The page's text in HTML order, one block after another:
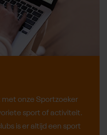
onze Sportzoeker
sport of activiteit.
is er altijd een sport